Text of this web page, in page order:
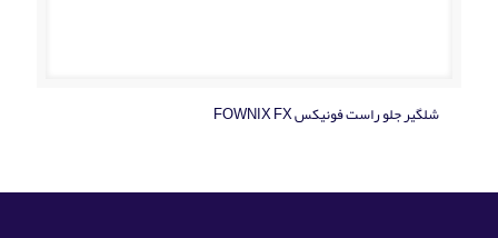
شلگیر جلو راست فونیکس FOWNIX FX